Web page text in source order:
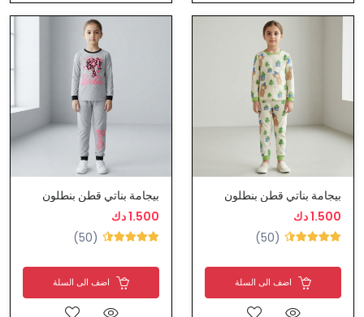
بيجامة بناتي قطن بنطلون
1.500 دك
(50)
اضف الى السلة
بيجامة بناتي قطن بنطلون
1.500 دك
(50)
اضف الى السلة